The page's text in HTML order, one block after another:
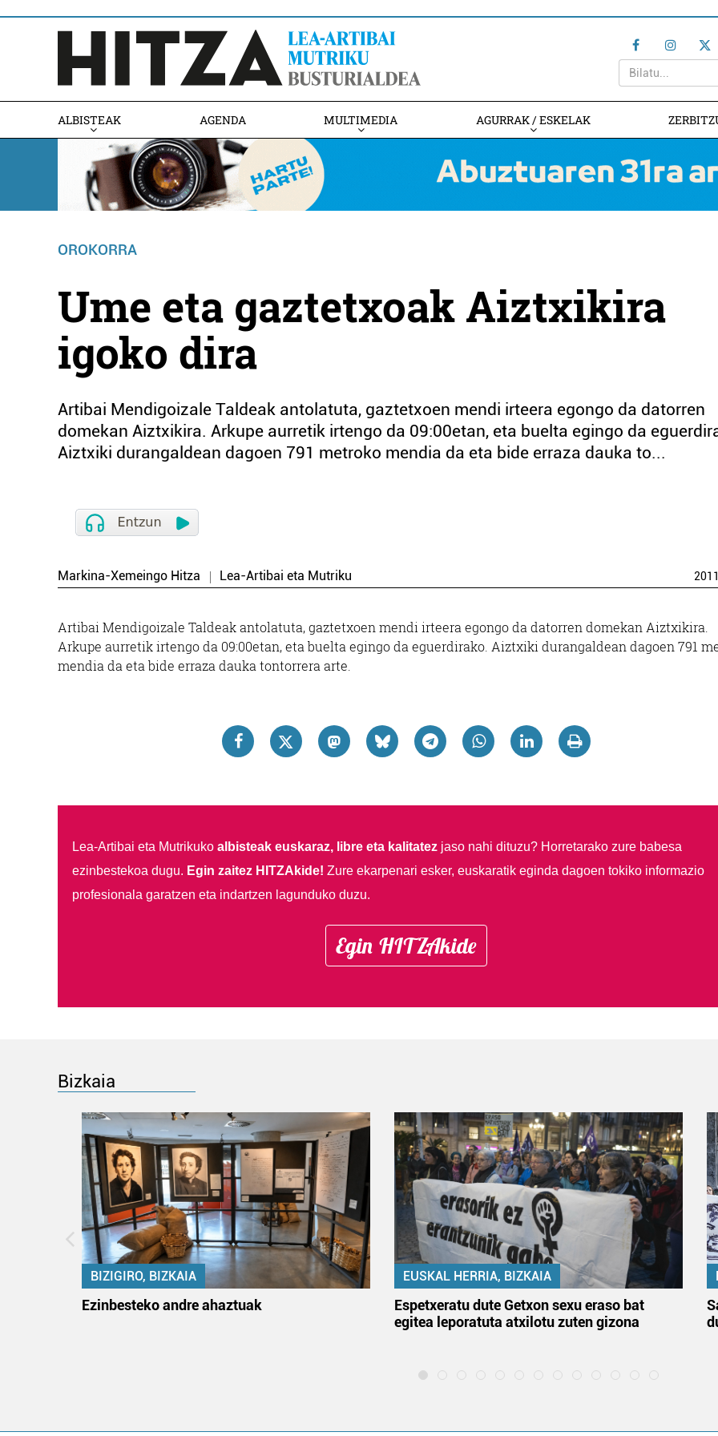
ALBISTEAK AGENDA MULTIMEDIA AGURRAK / ESKELAK
OROKORRA
Ume eta gaztetxoak Aiztxikira
igoko dira
Artibai Mendigoizale Taldeak antolatuta, gaztetxoen mendi irteera egongo da datorren
domekan Aiztxikira. Arkupe aurretik irtengo da 09:00etan, eta buelta egingo da
Aiztxiki durangaldean dagoen 791 metroko mendia da eta bide erraza dauka to...
Markina-Xemeingo Hitza Lea-Artibai eta Mutriku 2011
Artibai Mendigoizale Taldeak antolatuta, gaztetxoen mendi irteera egongo da datorren domekan Aiztxikira.
Arkupe aurretik irtengo da 09:00etan, eta buelta egingo da eguerdirako. Aiztxiki durangaldean dagoen 791
mendia da eta bide erraza dauka tontorrera arte.
Lea-Artibai eta Mutrikuko albisteak euskaraz, libre eta kalitatezjaso nahi dituzu? Horretarako zure babesa
ezinbestekoa dugu. Egin zaitez HITZAkide! Zure ekarpenari esker, euskaratik eginda dagoen tokiko informazio
profesionala garatzen eta indartzen lagunduko duzu.
Egin HITZAkide
Bizkaia
BIZIGIRO, BIZKAIA
Ezinbesteko andre ahaztuak
EUSKAL HERRIA, BIZKAIA
Espetxeratu dute Getxon sexu eraso bat
egitea leporatuta atxilotu zuten gizona